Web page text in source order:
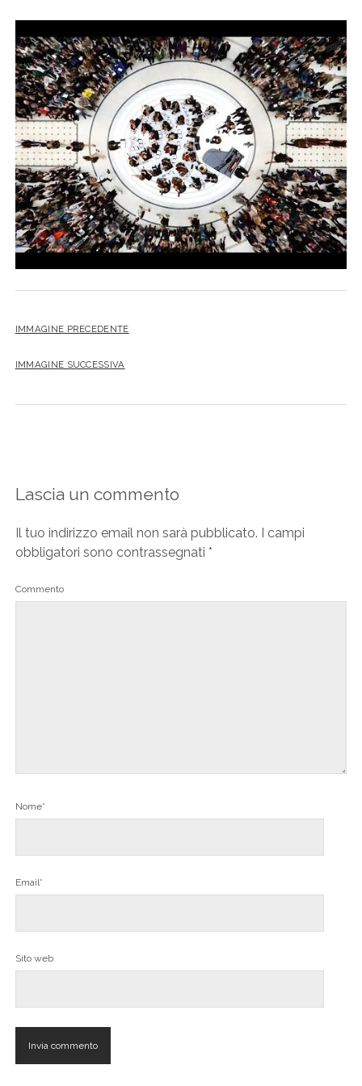
IMMAGINE PRECEDENTE
IMMAGINE SUCCESSIVA
Lascia un commento
Il tuo indirizzo email non sarà pubblicato. I campi
obbligatori sono contrassegnati *
Commento
Nome*
Email*
Sito web